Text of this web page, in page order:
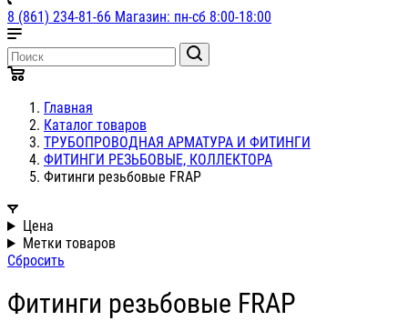
8 (861) 234-81-66 Магазин: пн-сб 8:00-18:00
Главная
Каталог товаров
ТРУБОПРОВОДНАЯ АРМАТУРА И ФИТИНГИ
ФИТИНГИ РЕЗЬБОВЫЕ, КОЛЛЕКТОРА
Фитинги резьбовые FRAP
Цена
Метки товаров
Сбросить
Фитинги резьбовые FRAP